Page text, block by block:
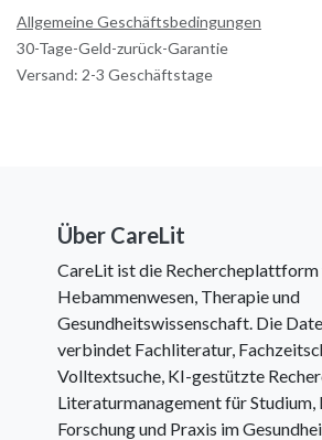
Allgemeine Geschäftsbedingungen
30-Tage-Geld-zurück-Garantie
Versand: 2-3 Geschäftstage
Über CareLit
CareLit ist die
Hebammenwesen, Therapie und
Gesundheitswissenschaft. Die
verbindet Fachliteratur,
Volltextsuche, KI-gestützte
Literaturmanagement für Studium,
Forschung und Praxis im